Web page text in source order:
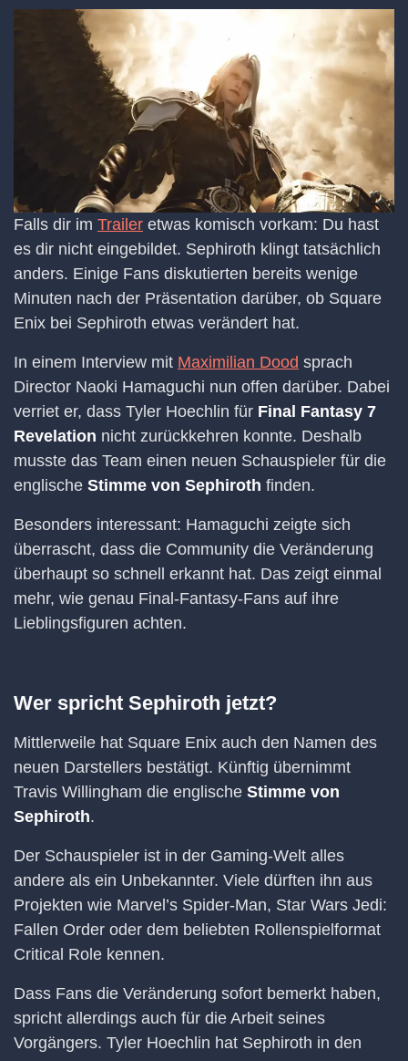
Falls dir im Trailer etwas komisch vorkam: Du hast
es dir nicht eingebildet. Sephiroth klingt tatsächlich
anders. Einige Fans diskutierten bereits wenige
Minuten nach der Präsentation darüber, ob Square
Enix bei Sephiroth etwas verändert hat.
In einem Interview mit Maximilian Dood sprach
Director Naoki Hamaguchi nun offen darüber. Dabei
verriet er, dass Tyler Hoechlin für Final Fantasy 7
Revelation nicht zurückkehren konnte. Deshalb
musste das Team einen neuen Schauspieler für die
englische Stimme von Sephiroth finden.
Besonders interessant: Hamaguchi zeigte sich
überrascht, dass die Community die Veränderung
überhaupt so schnell erkannt hat. Das zeigt einmal
mehr, wie genau Final-Fantasy-Fans auf ihre
Lieblingsfiguren achten.
Wer spricht Sephiroth jetzt?
Mittlerweile hat Square Enix auch den Namen des
neuen Darstellers bestätigt. Künftig übernimmt
Travis Willingham die englische Stimme von
Sephiroth.
Der Schauspieler ist in der Gaming-Welt alles
andere als ein Unbekannter. Viele dürften ihn aus
Projekten wie Marvel’s Spider-Man, Star Wars Jedi:
Fallen Order oder dem beliebten Rollenspielformat
Critical Role kennen.
Dass Fans die Veränderung sofort bemerkt haben,
spricht allerdings auch für die Arbeit seines
Vorgängers. Tyler Hoechlin hat Sephiroth in den